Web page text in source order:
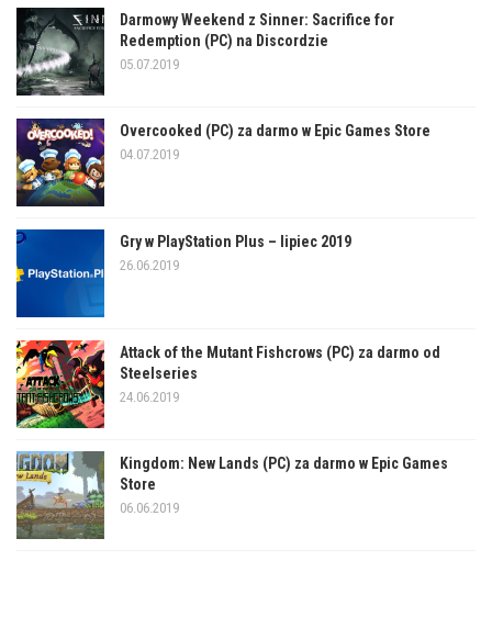
Darmowy Weekend z Sinner: Sacrifice for
Redemption (PC) na Discordzie
05.07.2019
Overcooked (PC) za darmo w Epic Games Store
04.07.2019
Gry w PlayStation Plus – lipiec 2019
26.06.2019
Attack of the Mutant Fishcrows (PC) za darmo od
Steelseries
24.06.2019
Kingdom: New Lands (PC) za darmo w Epic Games
Store
06.06.2019